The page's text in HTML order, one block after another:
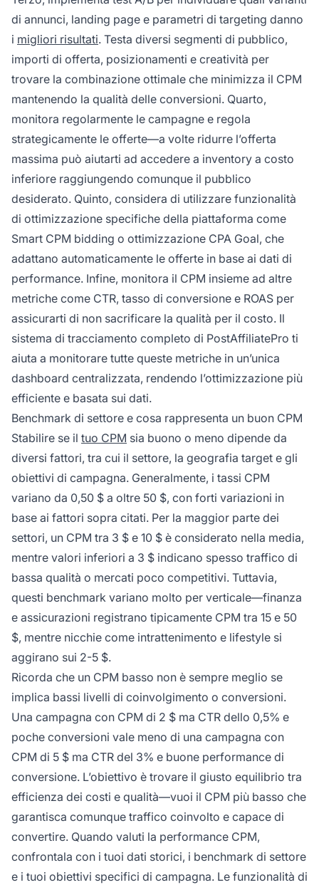
di annunci, landing page e parametri di targeting danno
i migliori risultati. Testa diversi segmenti di pubblico,
importi di offerta, posizionamenti e creatività per
trovare la combinazione ottimale che minimizza il CPM
mantenendo la qualità delle conversioni. Quarto,
monitora regolarmente le campagne e regola
strategicamente le offerte—a volte ridurre l’offerta
massima può aiutarti ad accedere a inventory a costo
inferiore raggiungendo comunque il pubblico
desiderato. Quinto, considera di utilizzare funzionalità
di ottimizzazione specifiche della piattaforma come
Smart CPM bidding o ottimizzazione CPA Goal, che
adattano automaticamente le offerte in base ai dati di
performance. Infine, monitora il CPM insieme ad altre
metriche come CTR, tasso di conversione e ROAS per
assicurarti di non sacrificare la qualità per il costo. Il
sistema di tracciamento completo di PostAffiliatePro ti
aiuta a monitorare tutte queste metriche in un’unica
dashboard centralizzata, rendendo l’ottimizzazione più
efficiente e basata sui dati.
Benchmark di settore e cosa rappresenta un buon CPM
Stabilire se il tuo CPM sia buono o meno dipende da
diversi fattori, tra cui il settore, la geografia target e gli
obiettivi di campagna. Generalmente, i tassi CPM
variano da 0,50 $ a oltre 50 $, con forti variazioni in
base ai fattori sopra citati. Per la maggior parte dei
settori, un CPM tra 3 $ e 10 $ è considerato nella media,
mentre valori inferiori a 3 $ indicano spesso traffico di
bassa qualità o mercati poco competitivi. Tuttavia,
questi benchmark variano molto per verticale—finanza
e assicurazioni registrano tipicamente CPM tra 15 e 50
$, mentre nicchie come intrattenimento e lifestyle si
aggirano sui 2-5 $.
Ricorda che un CPM basso non è sempre meglio se
implica bassi livelli di coinvolgimento o conversioni.
Una campagna con CPM di 2 $ ma CTR dello 0,5% e
poche conversioni vale meno di una campagna con
CPM di 5 $ ma CTR del 3% e buone performance di
conversione. L’obiettivo è trovare il giusto equilibrio tra
efficienza dei costi e qualità—vuoi il CPM più basso che
garantisca comunque traffico coinvolto e capace di
convertire. Quando valuti la performance CPM,
confrontala con i tuoi dati storici, i benchmark di settore
e i tuoi obiettivi specifici di campagna. Le funzionalità di